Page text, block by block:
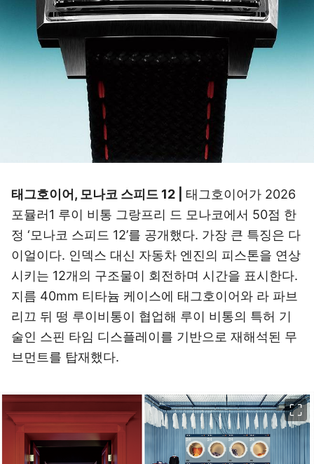
태그호이어, 모나코 스피드 12 | 태그호이어가 2026
포뮬러1 루이 비통 그랑프리 드 모나코에서 50점 한
정 ‘모나코 스피드 12’를 공개했다. 가장 큰 특징은 다
이얼이다. 인덱스 대신 자동차 엔진의 피스톤을 연상
시키는 12개의 구조물이 회전하며 시간을 표시한다.
지름 40mm 티타늄 케이스에 태그호이어와 라 파브
리끄 뒤 떵 루이비통이 협업해 루이 비통의 특허 기
술인 스핀 타임 디스플레이를 기반으로 재해석된 무
브먼트를 탑재했다.